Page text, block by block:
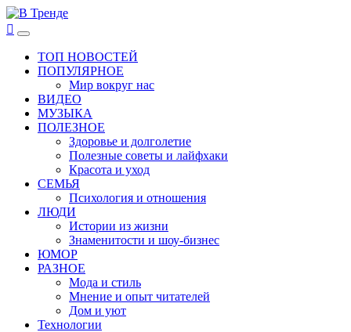
Перейти
к
содержимому
В Тренде
Самые свежие новости интернета
Основное
менюТОП НОВОСТЕЙ
ПОПУЛЯРНОЕ
Мир вокруг нас
ВИДЕО
МУЗЫКА
ПОЛЕЗНОЕ
Здоровье и долголетие
Полезные советы и лайфхаки
Красота и уход
СЕМЬЯ
Психология и отношения
ЛЮДИ
Истории из жизни
Знаменитости и шоу-бизнес
ЮМОР
РАЗНОЕ
Мода и стиль
Мнение и опыт читателей
Дом и уют
Технологии